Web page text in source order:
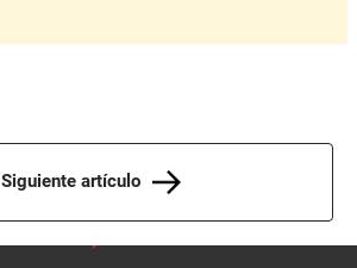
Siguiente artículo